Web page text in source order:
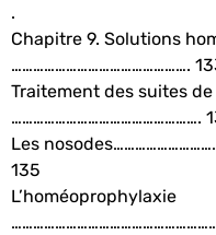
.
Chapitre 9. Solutions
………………………………………….
Traitement des suites
…………………………………………….
Les
135
L’homéoprophylaxie